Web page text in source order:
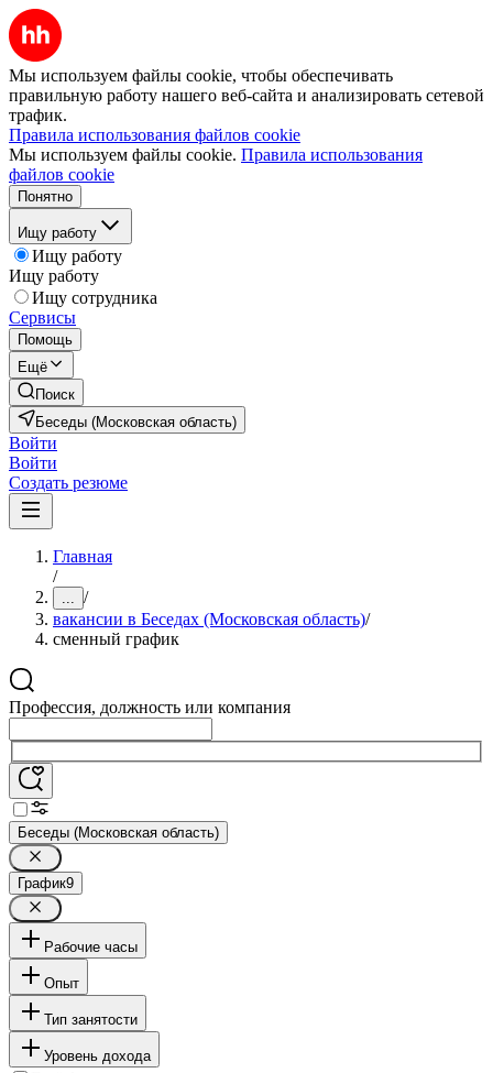
Мы используем файлы cookie, чтобы обеспечивать
правильную работу нашего веб-сайта и анализировать сетевой
трафик.
Правила использования файлов cookie
Мы используем файлы cookie. Правила использования
файлов cookie
Понятно
Ищу работу
Ищу работу
Ищу работу
Ищу сотрудника
Сервисы
Помощь
Ещё
Поиск
Беседы (Московская область)
Войти
Войти
Создать резюме
Главная
/
... /
вакансии в Беседах (Московская область)/
сменный график
Профессия, должность или компания
Беседы (Московская область)
График9
Рабочие часы
Опыт
Тип занятости
Уровень дохода